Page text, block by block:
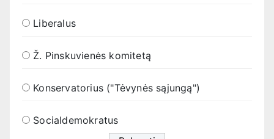
Liberalus
Ž. Pinskuvienės komitetą
Konservatorius ("Tėvynės sąjungą")
Socialdemokratus